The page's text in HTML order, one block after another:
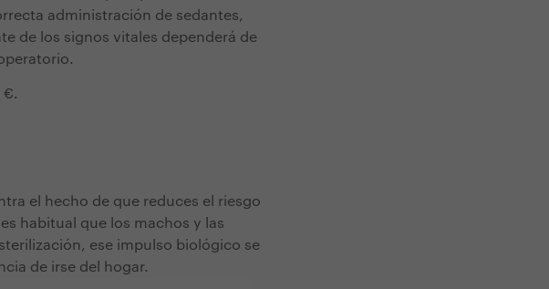
administración de sedantes,
de los signos vitales dependerá de
€.
el hecho de que reduces el riesgo
habitual que los machos y las
ese impulso biológico se
de irse del hogar.